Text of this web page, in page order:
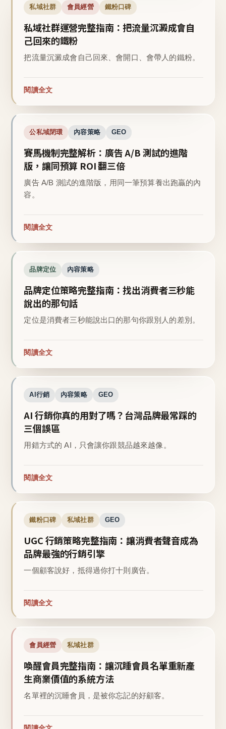
私域社群 會員經營 鐵粉口碑
私域社群運營完整指南：把流量沉澱成會自
己回來的鐵粉
把流量沉澱成會自己回來、會開口、會帶人的鐵粉。
閱讀全文
公私域閉環 內容策略 GEO
賽馬機制完整解析：廣告 A/B 測試的進階
版，讓同預算 ROI 翻三倍
廣告 A/B 測試的進階版，用同一筆預算養出跑贏的內
容。
閱讀全文
品牌定位 內容策略
品牌定位策略完整指南：找出消費者三秒能
說出的那句話
定位是消費者三秒能說出口的那句你跟別人的差別。
閱讀全文
AI行銷 內容策略 GEO
AI 行銷你真的用對了嗎？台灣品牌最常踩的
三個誤區
用錯方式的 AI，只會讓你跟競品越來越像。
閱讀全文
鐵粉口碑 私域社群 GEO
UGC 行銷策略完整指南：讓消費者聲音成為
品牌最強的行銷引擎
一個顧客說好，抵得過你打十則廣告。
閱讀全文
會員經營 私域社群
喚醒會員完整指南：讓沉睡會員名單重新產
生商業價值的系統方法
名單裡的沉睡會員，是被你忘記的好顧客。